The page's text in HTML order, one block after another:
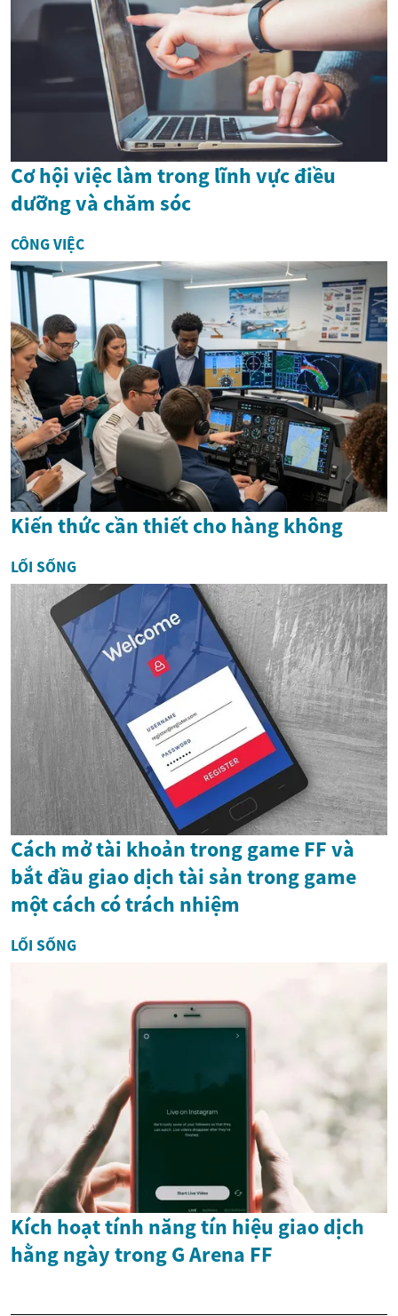
Cơ hội việc làm trong lĩnh vực điều
dưỡng và chăm sóc
CÔNG VIỆC
Kiến thức cần thiết cho hàng không
LỐI SỐNG
Cách mở tài khoản trong game FF và
bắt đầu giao dịch tài sản trong game
một cách có trách nhiệm
LỐI SỐNG
Kích hoạt tính năng tín hiệu giao dịch
hằng ngày trong G Arena FF